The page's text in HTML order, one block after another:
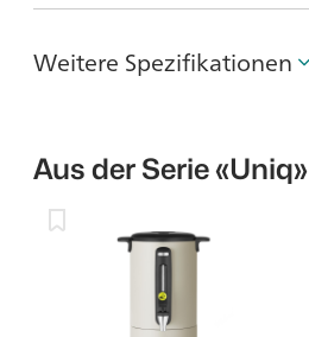
Weitere Spezifikationen
Aus der Serie«Uniq»